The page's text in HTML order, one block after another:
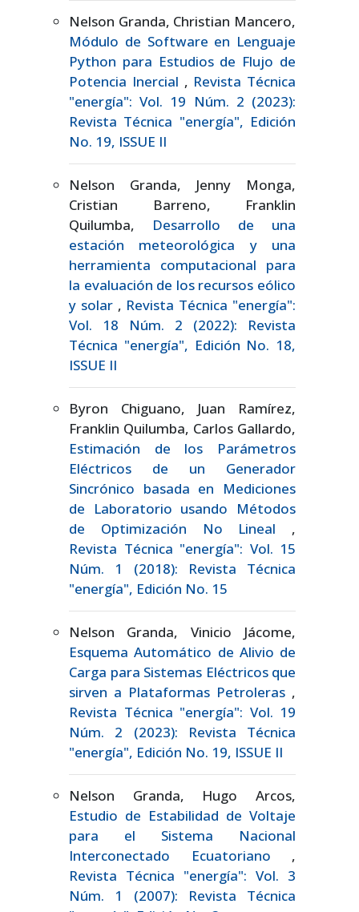
Nelson Granda, Christian Mancero,
Módulo de Software en Lenguaje
Python para Estudios de Flujo de
Potencia Inercial , Revista Técnica
"energía": Vol. 19 Núm. 2 (2023):
Revista Técnica "energía", Edición
No. 19, ISSUE II
Nelson Granda, Jenny Monga,
Cristian Barreno, Franklin
Quilumba, Desarrollo de una
estación meteorológica y una
herramienta computacional para
la evaluación de los recursos eólico
y solar , Revista Técnica "energía":
Vol. 18 Núm. 2 (2022): Revista
Técnica "energía", Edición No. 18,
ISSUE II
Byron Chiguano, Juan Ramírez,
Franklin Quilumba, Carlos Gallardo,
Estimación de los Parámetros
Eléctricos de un Generador
Sincrónico basada en Mediciones
de Laboratorio usando Métodos
de Optimización No Lineal ,
Revista Técnica "energía": Vol. 15
Núm. 1 (2018): Revista Técnica
"energía", Edición No. 15
Nelson Granda, Vinicio Jácome,
Esquema Automático de Alivio de
Carga para Sistemas Eléctricos que
sirven a Plataformas Petroleras ,
Revista Técnica "energía": Vol. 19
Núm. 2 (2023): Revista Técnica
"energía", Edición No. 19, ISSUE II
Nelson Granda, Hugo Arcos,
Estudio de Estabilidad de Voltaje
para el Sistema Nacional
Interconectado Ecuatoriano ,
Revista Técnica "energía": Vol. 3
Núm. 1 (2007): Revista Técnica